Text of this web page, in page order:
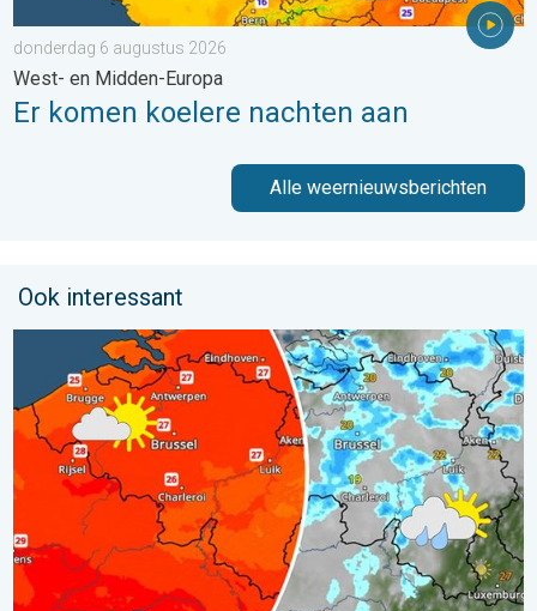
donderdag 6 augustus 2026
West- en Midden-Europa
Er komen koelere nachten aan
Alle weernieuwsberichten
Ook interessant
Zomerse zaterdag, buiige zondag. Weekendweer. . . vrijdag